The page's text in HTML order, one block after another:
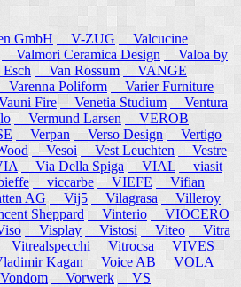
GmbH
V-ZUG
Valcucine
Valmori Ceramica Design
Valoa by
Van Rossum
VANGE
Varenna Poliform
Varier Furniture
Fire Venetia Studium
Ventura
Vermund Larsen
VEROB
Verpan Verso Design
Vertigo
Vesoi Vest Leuchten
Vestre
Via Della Spiga VIAL
viasit
viccarbe VIEFE
Vifian
AG
Vij5 Vilagrasa
Villeroy
Sheppard Vinterio
VIOCERO
Visplay Vistosi Viteo
Vitra
Vitrealspecchi Vitrocsa
VIVES
Kagan Voice AB
VOLA
Vorwerk VS